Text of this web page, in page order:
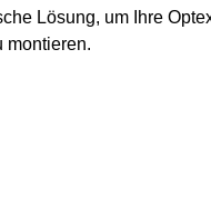
Lösung, um Ihre
montieren.